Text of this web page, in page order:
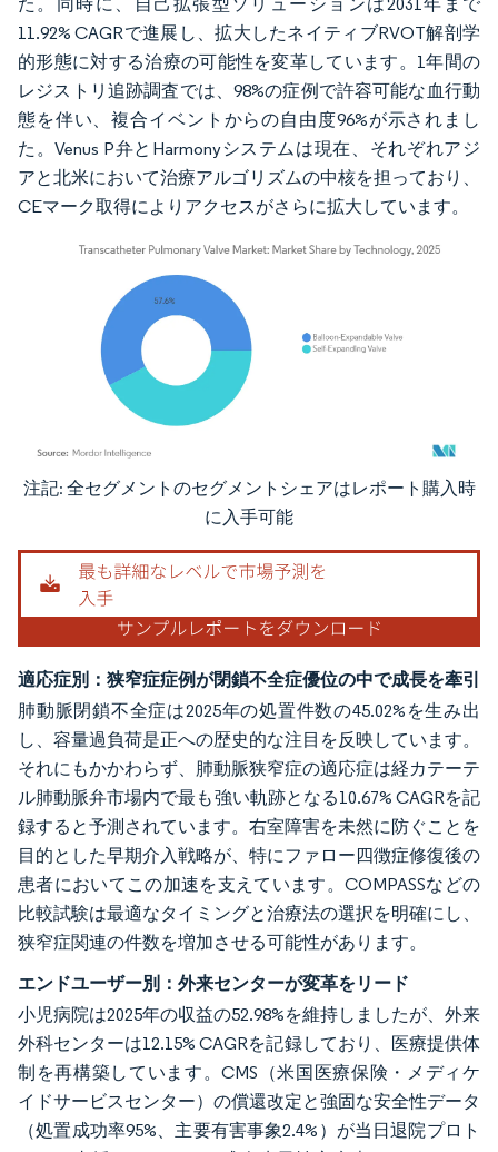
11.92% CAGRで進展し、拡大したネイティブRVOT解剖学
的形態に対する治療の可能性を変革しています。1年間の
レジストリ追跡調査では、98%の症例で許容可能な血行動
態を伴い、複合イベントからの自由度96%が示されまし
た。Venus P弁とHarmonyシステムは現在、それぞれアジ
アと北米において治療アルゴリズムの中核を担っており、
CEマーク取得によりアクセスがさらに拡大しています。
画像 © Mordor Intelligence。再利用にはCC BY 4.0の表示が必要です。
注記: 全セグメントのセグメントシェアはレポート購入時
に入手可能
適応症別：狭窄症症例が閉鎖不全症優位の中で成長を牽引
肺動脈閉鎖不全症は2025年の処置件数の45.02%を生み出
し、容量過負荷是正への歴史的な注目を反映しています。
それにもかかわらず、肺動脈狭窄症の適応症は経カテーテ
ル肺動脈弁市場内で最も強い軌跡となる10.67% CAGRを記
録すると予測されています。右室障害を未然に防ぐことを
目的とした早期介入戦略が、特にファロー四徴症修復後の
患者においてこの加速を支えています。COMPASSなどの
比較試験は最適なタイミングと治療法の選択を明確にし、
狭窄症関連の件数を増加させる可能性があります。
エンドユーザー別：外来センターが変革をリード
小児病院は2025年の収益の52.98%を維持しましたが、外来
外科センターは12.15% CAGRを記録しており、医療提供体
制を再構築しています。CMS（米国医療保険・メディケ
イドサービスセンター）の償還改定と強固な安全性データ
（処置成功率95%、主要有害事象2.4%）が当日退院プロト